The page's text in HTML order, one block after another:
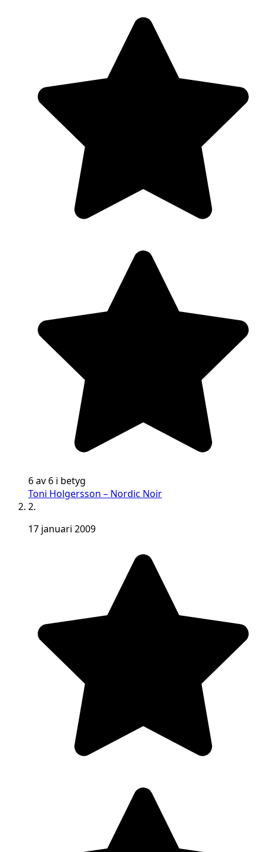
6 av 6 i betyg
Toni Holgersson – Nordic Noir
2.
17 januari 2009